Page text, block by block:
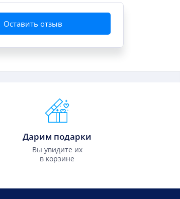
Оставить отзыв
Дарим подарки
Вы увидите их
в корзине